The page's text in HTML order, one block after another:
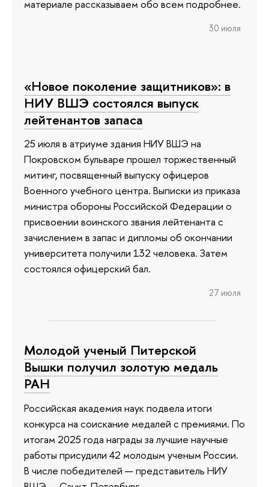
материале рассказываем обо всем подробнее.
30 июля
«Новое поколение защитников»: в
НИУ ВШЭ состоялся выпуск
лейтенантов запаса
25 июля в атриуме здания НИУ ВШЭ на
Покровском бульваре прошел торжественный
митинг, посвященный выпуску офицеров
Военного учебного центра. Выписки из приказа
министра обороны Российской Федерации о
присвоении воинского звания лейтенанта с
зачислением в запас и дипломы об окончании
университета получили 132 человека. Затем
состоялся офицерский бал.
27 июля
Молодой ученый Питерской
Вышки получил золотую медаль
РАН
Российская академия наук подвела итоги
конкурса на соискание медалей с премиями. По
итогам 2025 года награды за лучшие научные
работы присудили 42 молодым ученым России.
В числе победителей — представитель НИУ